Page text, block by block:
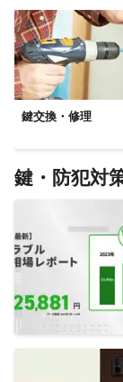
鍵交換・修理
鍵・防犯対